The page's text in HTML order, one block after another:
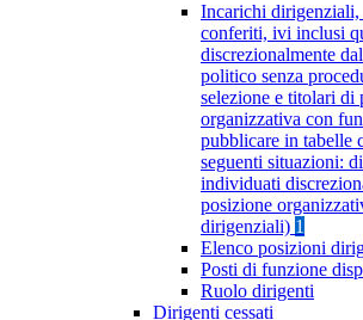
Incarichi dirigenziali,
conferiti, ivi inclusi
discrezionalmente
politico senza
selezione e titolari di
organizzativa con
pubblicare in tabelle
seguenti situazioni:
individuati
posizione
dirigenziali) 1
Elenco posizioni
Posti di funzione
Ruolo dirigenti
Dirigenti cessati